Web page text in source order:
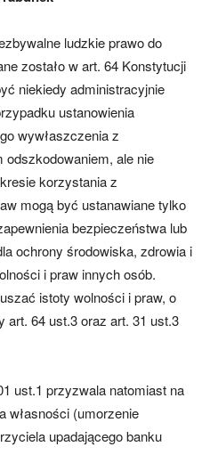
ludzkie prawo do
zostało w art. 64 Konstytucji
niekiedy administracyjnie
ustanowienia
wywłaszczenia z
ale nie
korzystania z
mogą być ustanawiane tylko
bezpieczeństwa lub
ochrony środowiska, zdrowia i
i praw innych osób.
istoty wolności i praw, o
64 ust.3 oraz art. 31 ust.3
ust.1 przyzwala natomiast na
własności (umorzenie
upadającego banku